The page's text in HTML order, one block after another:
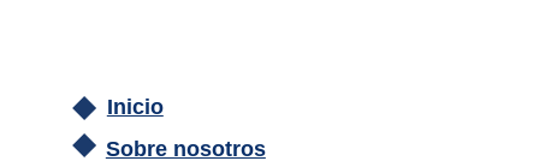
Inicio
Sobre nosotros